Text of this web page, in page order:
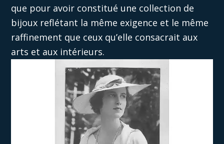
que pour avoir constitué une collection de
bijoux reflétant la même exigence et le même
raffinement que ceux qu’elle consacrait aux
arts et aux intérieurs.